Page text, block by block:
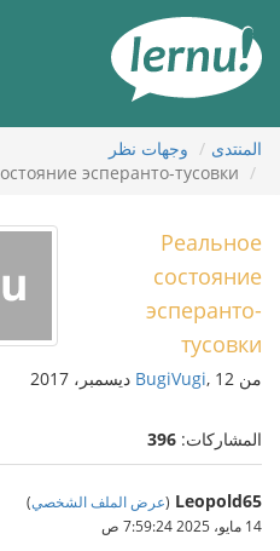
المحتويات
المنتدى
وجهات نظر
эсперанто-тусовки
Реальное
состояние
эсперанто-
тусовки
من BugiVugi, 12 ديسمبر، 2017
المشاركات: 396
Leopold65
(عرض الملف الشخصي)
14 مايو، 2025 7:59:24 ص